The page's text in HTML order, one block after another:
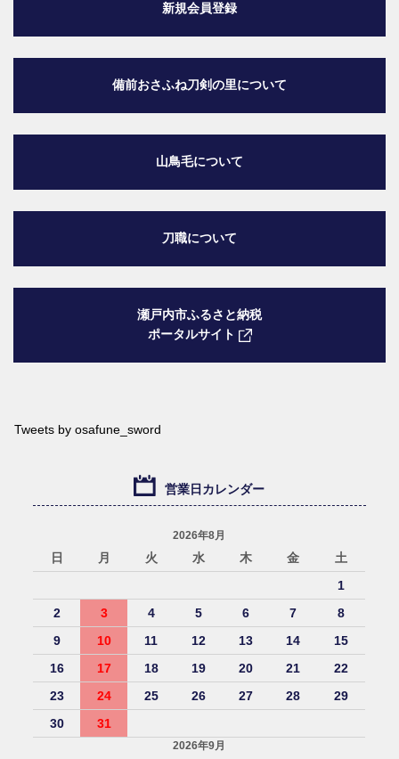
新規会員登録
備前おさふね刀剣の里について
山鳥毛について
刀職について
瀬戸内市ふるさと納税
ポータルサイト
Tweets by osafune_sword
営業日カレンダー
2026年8月
日 月 火 水 木 金
土
1
2
3 4 5 6 7
8
9
10 11 12 13 14
15
16
17 18 19 20 21
22
23
24 25 26 27 28
29
30
31
2026年9月